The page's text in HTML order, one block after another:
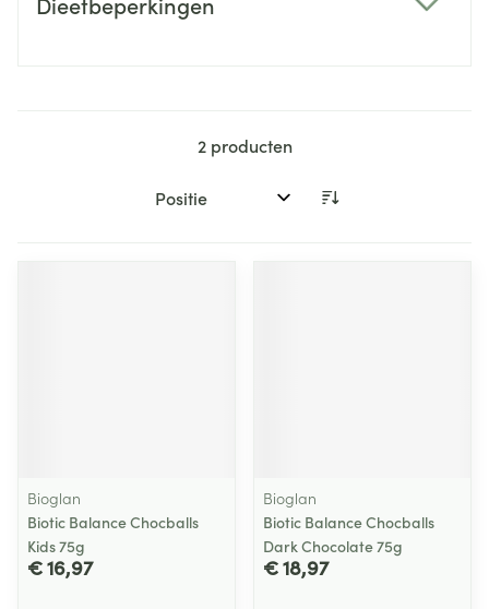
2producten
Sorteer op:
Bioglan
Biotic Balance Chocballs
Kids 75g
€ 16,97
Bioglan
Biotic Balance Chocballs
Dark Chocolate 75g
€ 18,97